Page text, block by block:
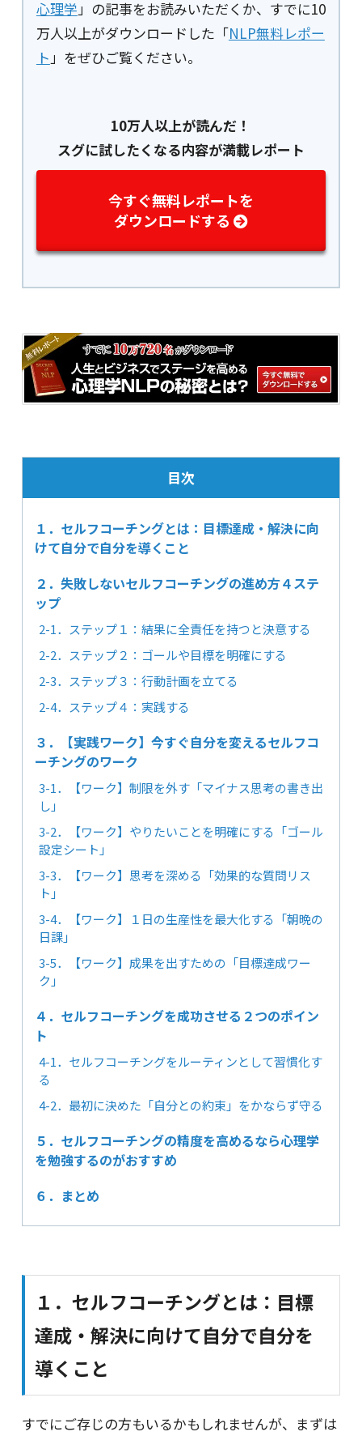
心理学 」の記事をお読みいただくか、すでに10
万人以上がダウンロードした「NLP無料レポー
ト 」をぜひご覧ください。
10万人以上が読んだ！
スグに試したくなる内容が満載レポート
今すぐ無料レポートを
ダウンロードする
目次
１．セルフコーチングとは：目標達成・解決に向
けて自分で自分を導くこと
２．失敗しないセルフコーチングの進め方４ステ
ップ
2-1．ステップ１：結果に全責任を持つと決意する
2-2．ステップ２：ゴールや目標を明確にする
2-3．ステップ３：行動計画を立てる
2-4．ステップ４：実践する
３．【実践ワーク】今すぐ自分を変えるセルフコ
ーチングのワーク
3-1．【ワーク】制限を外す「マイナス思考の書き出
し」
3-2．【ワーク】やりたいことを明確にする「ゴール
設定シート」
3-3．【ワーク】思考を深める「効果的な質問リス
ト」
3-4．【ワーク】１日の生産性を最大化する「朝晩の
日課」
3-5．【ワーク】成果を出すための「目標達成ワー
ク」
４．セルフコーチングを成功させる２つのポイン
ト
4-1．セルフコーチングをルーティンとして習慣化す
る
4-2．最初に決めた「自分との約束」をかならず守る
５．セルフコーチングの精度を高めるなら心理学
を勉強するのがおすすめ
６．まとめ
１．セルフコーチングとは：目標
達成・解決に向けて自分で自分を
導くこと
すでにご存じの方もいるかもしれませんが、まずは